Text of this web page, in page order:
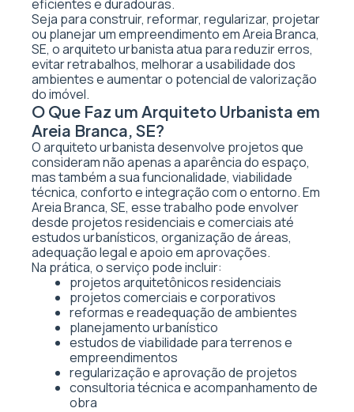
eficientes e duradouras.
Seja para construir, reformar, regularizar, projetar
ou planejar um empreendimento em Areia Branca,
SE, o arquiteto urbanista atua para reduzir erros,
evitar retrabalhos, melhorar a usabilidade dos
ambientes e aumentar o potencial de valorização
do imóvel.
O Que Faz um Arquiteto Urbanista em
Areia Branca, SE?
O arquiteto urbanista desenvolve projetos que
consideram não apenas a aparência do espaço,
mas também a sua funcionalidade, viabilidade
técnica, conforto e integração com o entorno. Em
Areia Branca, SE, esse trabalho pode envolver
desde projetos residenciais e comerciais até
estudos urbanísticos, organização de áreas,
adequação legal e apoio em aprovações.
Na prática, o serviço pode incluir:
projetos arquitetônicos residenciais
projetos comerciais e corporativos
reformas e readequação de ambientes
planejamento urbanístico
estudos de viabilidade para terrenos e
empreendimentos
regularização e aprovação de projetos
consultoria técnica e acompanhamento de
obra